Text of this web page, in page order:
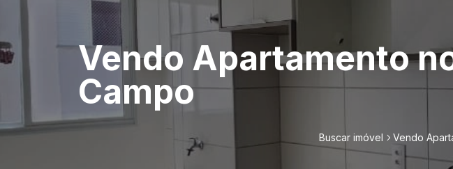
Vendo Apartamento
Campo
Buscar imóvel Vendo